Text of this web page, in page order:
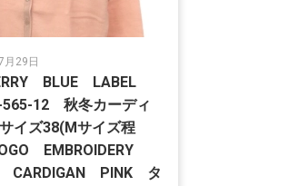
月29日
BLUE LABEL
565-12 秋冬カーディ
イズ38(Mサイズ程
EMBROIDERY
CARDIGAN PINK タ